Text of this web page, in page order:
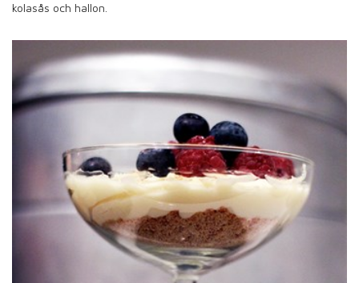
kolasås och hallon.